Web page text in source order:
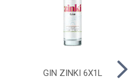
GIN ZINKI 6X1L